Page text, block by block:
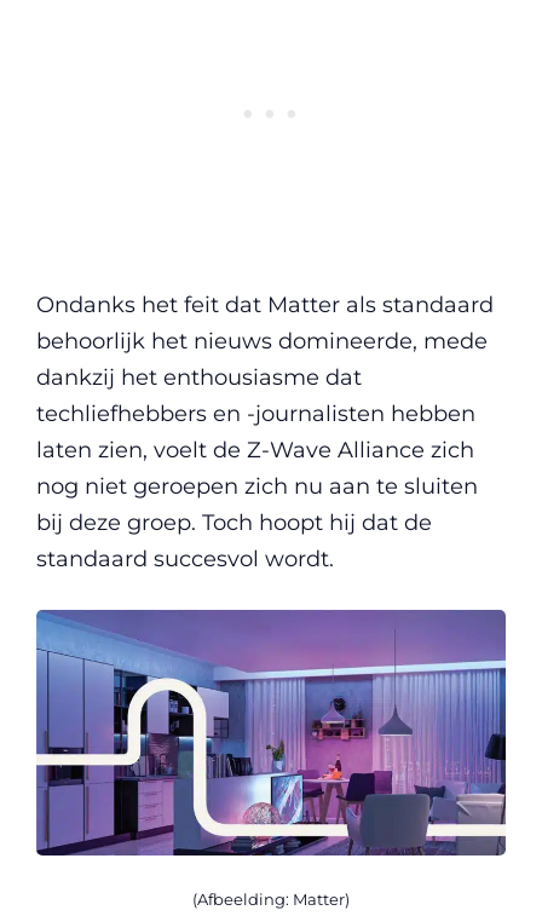
Ondanks het feit dat Matter als standaard
behoorlijk het nieuws domineerde, mede
dankzij het enthousiasme dat
techliefhebbers en -journalisten hebben
laten zien, voelt de Z-Wave Alliance zich
nog niet geroepen zich nu aan te sluiten
bij deze groep. Toch hoopt hij dat de
standaard succesvol wordt.
(Afbeelding: Matter)